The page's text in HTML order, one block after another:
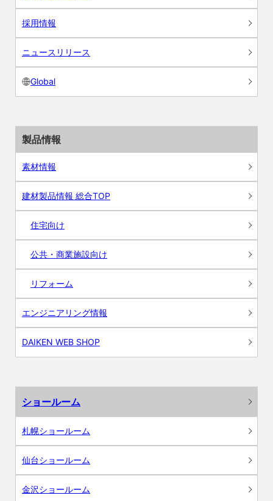
採用情報
ニュースリリース
Global
製品情報
素材情報
建材製品情報 総合TOP
住宅向け
公共・商業施設向け
リフォーム
エンジニアリング情報
DAIKEN WEB SHOP
ショールーム
札幌ショールーム
仙台ショールーム
金沢ショールーム